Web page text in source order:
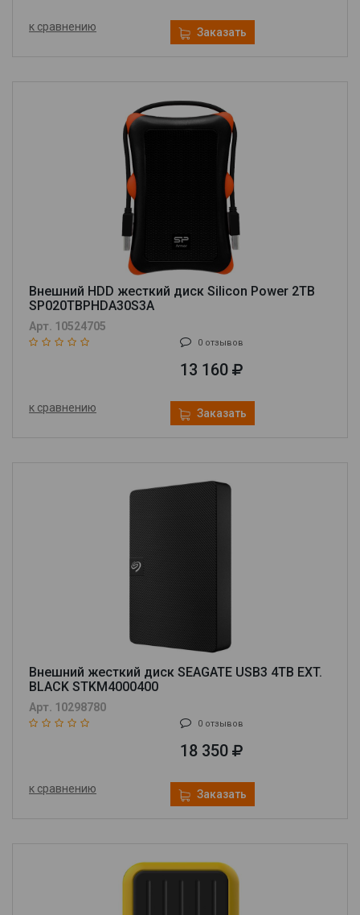
к сравнению Заказать
Внешний HDD жесткий диск Silicon Power 2TB
SP020TBPHDA30S3A
Арт. 10524705
0 отзывов
13 160
к сравнению Заказать
Внешний жесткий диск SEAGATE USB3 4TB EXT.
BLACK STKM4000400
Арт. 10298780
0 отзывов
18 350
к сравнению Заказать